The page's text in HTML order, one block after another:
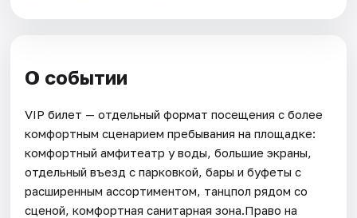
О событии
VIP билет — отдельный формат посещения с более
комфортным сценарием пребывания на площадке:
комфортный амфитеатр у воды, большие экраны,
отдельный въезд с парковкой, бары и буфеты с
расширенным ассортиментом, танцпол рядом со
сценой, комфортная санитарная зона.Право на